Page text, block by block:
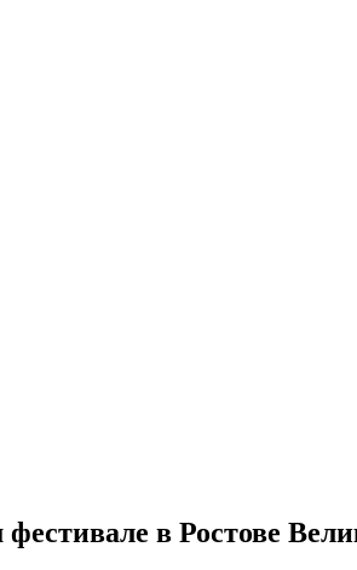
в Ростове